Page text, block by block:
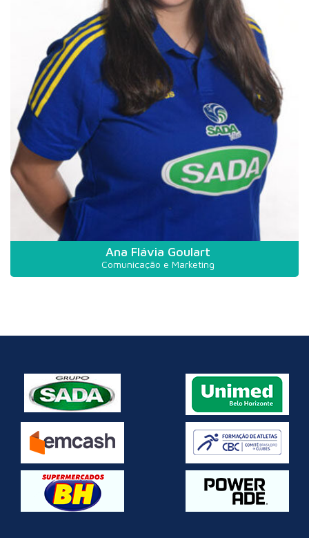
Ana Flávia Goulart
Comunicação e Marketing